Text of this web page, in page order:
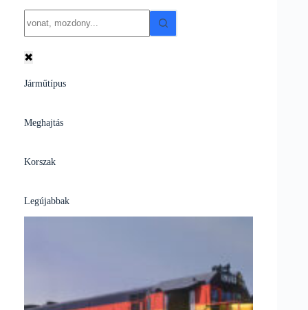
results
✖
Járműtípus
Meghajtás
Korszak
Legújabbak